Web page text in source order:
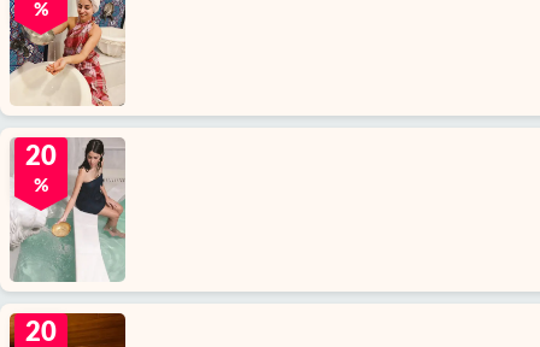
%
20
%
20